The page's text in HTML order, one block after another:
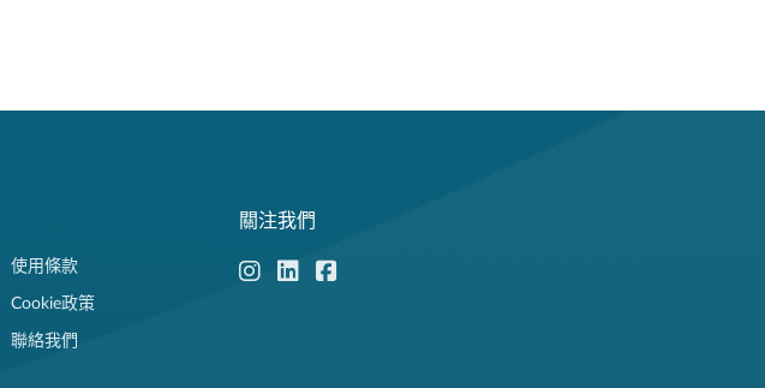
使用條款
Cookie政策
聯絡我們
關注我們